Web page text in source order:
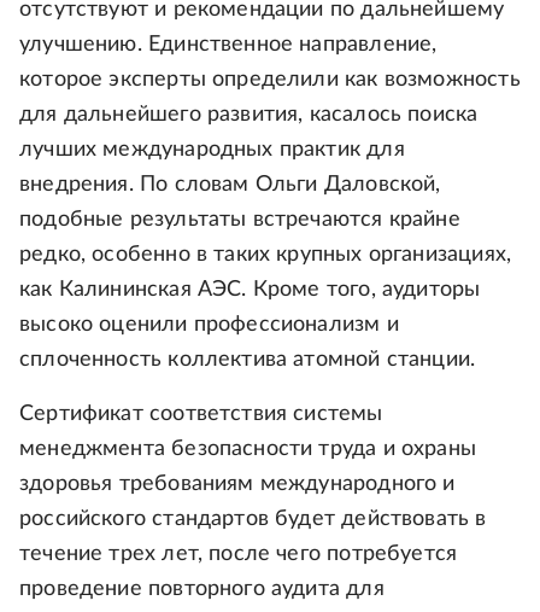
отсутствуют и рекомендации по дальнейшему
улучшению. Единственное направление,
которое эксперты определили как возможность
для дальнейшего развития, касалось поиска
лучших международных практик для
внедрения. По словам Ольги Даловской,
подобные результаты встречаются крайне
редко, особенно в таких крупных организациях,
как Калининская АЭС. Кроме того, аудиторы
высоко оценили профессионализм и
сплоченность коллектива атомной станции.
Сертификат соответствия системы
менеджмента безопасности труда и охраны
здоровья требованиям международного и
российского стандартов будет действовать в
течение трех лет, после чего потребуется
проведение повторного аудита для